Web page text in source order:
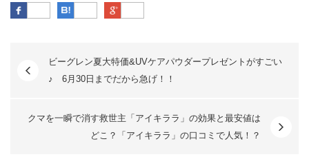
Facebook はてなブックマーク
ビーグレン夏大特価&UVケアパウダープレゼントがすごい
♪ 6月30日までだから急げ！！
クマを一瞬で消す救世主「アイキララ」の効果と最安値は
どこ？「アイキララ」の口コミで人気！？